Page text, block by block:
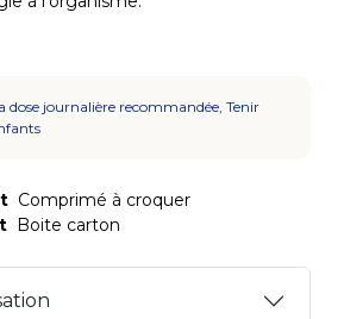
dose journalière recommandée, Tenir
Comprimé à croquer
Boite carton